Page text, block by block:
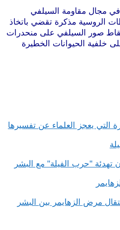
في مجال مقاومة السيلفي
الروسية مذكرة تقضي باتخاذ
صور السيلفي على منحدرات
خلفية الحيوانات الخطيرة
التي يعجز العلماء عن تفسيرها
تهدئة "حرب الفيلة" مع البشر
مرض الزهايمر بين البشر